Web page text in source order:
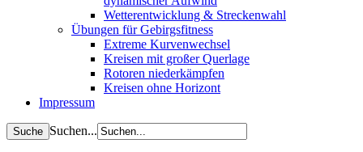
Wetterentwicklung & Streckenwahl
Übungen für Gebirgsfitness
Extreme Kurvenwechsel
Kreisen mit großer Querlage
Rotoren niederkämpfen
Kreisen ohne Horizont
Impressum
Suchen...